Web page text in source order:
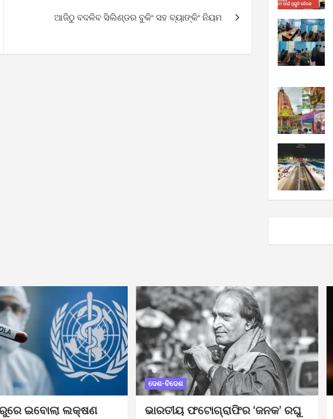
ଆଜିଠୁ ବଦଳିବ ସିଲିଣ୍ଡର ବୁକିଂ ସହ ବ୍ୟାଙ୍କିଂ ନିୟମ
ଇବୋଲା ଲକ୍ଷଣ
ଦେଶ-ବିଦେଶ
ଭାରତୀୟ ଫଟୋଗ୍ରାଫିର ‘ଜନକ’ ରଘୁ